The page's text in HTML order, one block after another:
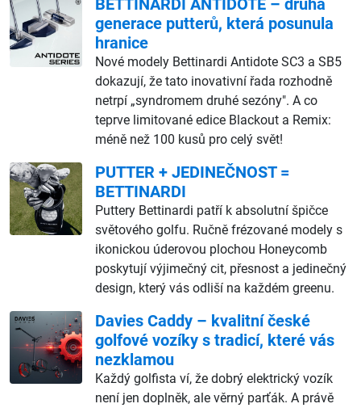
generace putterů, která posunula
hranice
Nové modely Bettinardi Antidote SC3 a SB5
dokazují, že tato inovativní řada rozhodně
netrpí „syndromem druhé sezóny". A co
teprve limitované edice Blackout a Remix:
méně než 100 kusů pro celý svět!
PUTTER + JEDINEČNOST =
BETTINARDI
Puttery Bettinardi patří k absolutní špičce
světového golfu. Ručně frézované modely s
ikonickou úderovou plochou Honeycomb
poskytují výjimečný cit, přesnost a jedinečný
design, který vás odliší na každém greenu.
Davies Caddy – kvalitní české
golfové vozíky s tradicí, které vás
nezklamou
Každý golfista ví, že dobrý elektrický vozík
není jen doplněk, ale věrný parťák. A právě